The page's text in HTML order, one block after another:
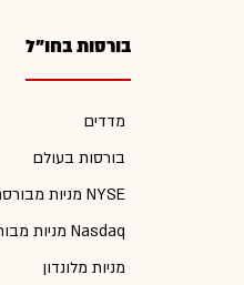
בורסות בחו"ל
מדדים
בורסות בעולם
מניות מבורסת NYSE
מניות מבורסת Nasdaq
מניות מלונדון